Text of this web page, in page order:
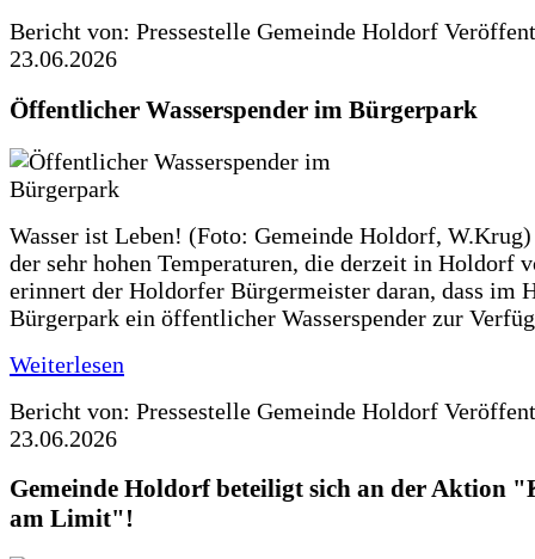
Bericht von: Pressestelle Gemeinde Holdorf
23.06.2026
Öffentlicher Wasserspender im Bürgerpark
Wasser ist Leben! (Foto: Gemeinde Holdorf,
der sehr hohen Temperaturen, die derzeit in Holdorf
erinnert der Holdorfer Bürgermeister daran, dass im
Bürgerpark ein öffentlicher Wasserspender zur
Weiterlesen
Bericht von: Pressestelle Gemeinde Holdorf
23.06.2026
Gemeinde Holdorf beteiligt sich an der Aktion
am Limit"!